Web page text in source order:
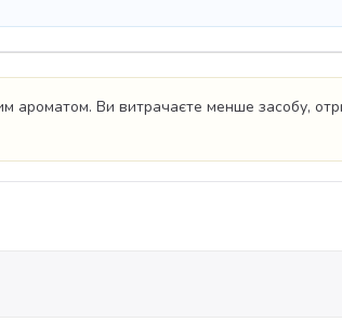
ароматом. Ви витрачаєте менше засобу,